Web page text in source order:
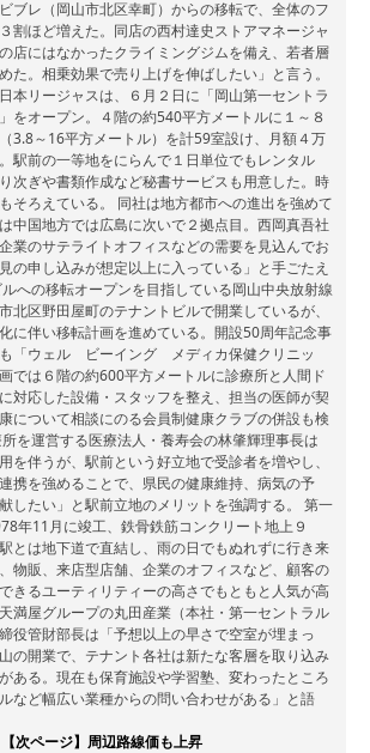
ブレ（岡山市北区幸町）からの移転で、全体のフ
割ほど増えた。同店の西村達史ストアマネージャ
店にはなかったクライミングジムを備え、若者層
た。相乗効果で売り上げを伸ばしたい」と言う。
本リージャスは、６月２日に「岡山第一セントラ
をオープン。４階の約540平方メートルに１～８
3.8～16平方メートル）を計59室設け、月額４万
駅前の一等地をにらんで１日単位でもレンタル
次ぎや書類作成など秘書サービスも用意した。時
そろえている。 同社は地方都市への進出を強めて
中国地方では広島に次いで２拠点目。西岡真吾社
業のサテライトオフィスなどの需要を見込んでお
の申し込みが想定以上に入っている」と手ごたえ
への移転オープンを目指している岡山中央放射線
北区野田屋町のテナントビルで開業しているが、
に伴い移転計画を進めている。開設50周年記念事
「ウェル ビーイング メディカ保健クリニッ
では６階の約600平方メートルに診療所と人間ド
対応した設備・スタッフを整え、担当の医師が契
について相談にのる会員制健康クラブの併設も検
を運営する医療法人・養寿会の林肇輝理事長は
を伴うが、駅前という好立地で受診者を増やし、
携を強めることで、県民の健康維持、病気の予
したい」と駅前立地のメリットを強調する。 第一
年11月に竣工、鉄骨鉄筋コンクリート地上９
とは地下道で直結し、雨の日でもぬれずに行き来
物販、来店型店舗、企業のオフィスなど、顧客の
きるユーティリティーの高さでもともと人気が高
満屋グループの丸田産業（本社・第一セントラル
役管財部長は「予想以上の早さで空室が埋まっ
の開業で、テナント各社は新たな客層を取り込み
ある。現在も保育施設や学習塾、変わったところ
など幅広い業種からの問い合わせがある」と語
【次ページ】 周辺路線価も上昇